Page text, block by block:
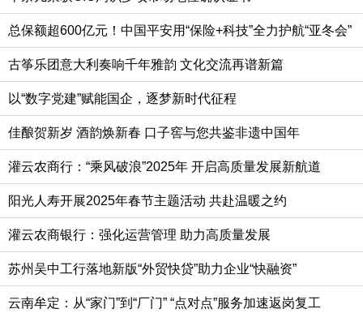
总保额超600亿元！中国平安用“保险+科技”全力护航“亚冬会”
古筝乐团意大利奏响千年雅韵 文化交流再谱新篇
以“数字党建”赋能国企，逐梦新时代征程
佳酿贺新岁 酒韵焕新春 口子窖与您共鉴非遗中国年
灌云农商行：“乘风破浪”2025年 开启高质量发展新航道
阳光人寿开展2025年春节主题活动 共赴温暖之约
灌云农商银行：强化运营管理 助力高质量发展
苏州吴中工行落地新版“外贸快贷”助力企业“快融资”
云南牟定：从“家门”到“厂门” “点对点”服务加速返岗复工